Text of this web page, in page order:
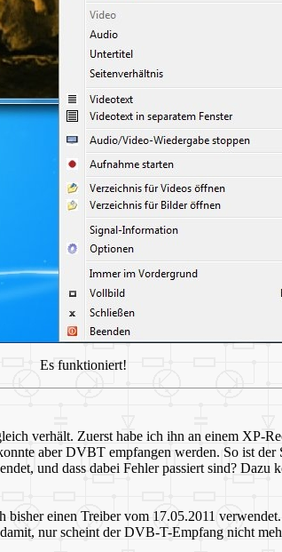
Es funktioniert!
verhält. Zuerst habe ich ihn an einem
aber DVBT empfangen werden. So ist
und dass dabei Fehler passiert sind?
einen Treiber vom 17.05.2011
nur scheint der DVB-T-Empfang nicht